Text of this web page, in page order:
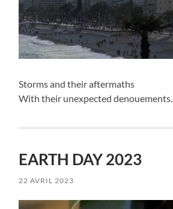
Storms and their aftermaths
With their unexpected denouements.
EARTH DAY 2023
22 AVRIL 2023